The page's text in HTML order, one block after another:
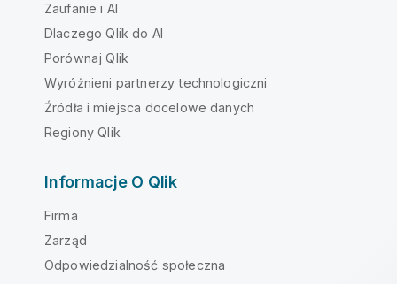
Zaufanie i AI
Dlaczego Qlik do AI
Porównaj Qlik
Wyróżnieni partnerzy technologiczni
Źródła i miejsca docelowe danych
Regiony Qlik
Informacje O Qlik
Firma
Zarząd
Odpowiedzialność społeczna